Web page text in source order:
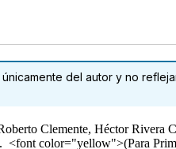
del autor y no